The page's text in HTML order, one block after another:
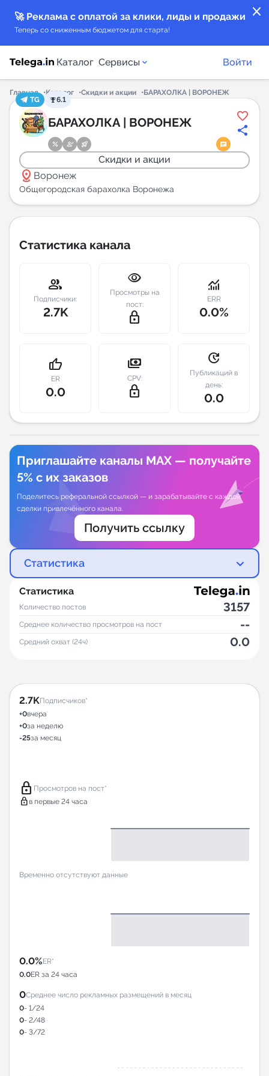
close
🚀 Реклама с оплатой за клики, лиды и продажи
Теперь со сниженным бюджетом для старта!
Каталог Сервисы
Каталог каналов
Каталог ботов
Горящие предложения
Индекс читаемости каналов в Telegram
Аналитика MAX каналов
Индивидуальное сопровождение
Аналитика Telegram
Войти
Главная Каталог Скидки и акции
БАРАХОЛКА | ВОРОНЕЖ
TG
6.1
БАРАХОЛКА | ВОРОНЕЖ
Скидки и акции
distance Воронеж
Общегородская барахолка Воронежа
Статистика канала
group
Подписчики:
2.7K
visibility
Просмотры на
пост:
lock_outline
monitoring
ERR
0.0%
thumb_up
ER
0.0
payments
CPV:
lock_outline
update
Публикаций в
день:
0.0
Приглашайте каналы MAX — получайте
5% с их заказов
Поделитесь реферальной ссылкой — и зарабатывайте с каждой
сделки привлечённого канала.
Получить ссылку
Статистика
Статистика
Количество постов 3157
Среднее количество просмотров на пост --
Средний охват (24ч) 0.0
2.7KПодписчиков*
+0вчера
+0за неделю
-25за месяц
lock Просмотров на пост*
lock в первые 24 часа
Временно отсутствуют данные
0.0%ER*
0.0ER за 24 часа
0Среднее число рекламных размещений в месяц
0- 1/24
0- 2/48
0- 3/72